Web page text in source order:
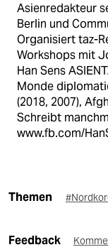
Asienredakteur
Berlin und
Organisiert taz-
Workshops mit
Han Sens
Monde
(2018, 2007),
Schreibt
www.fb.com/
Themen
Feedback